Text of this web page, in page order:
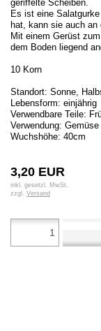
geriffelte Scheiben.
Es ist eine
hat, kann sie auch
Mit einem Gerüst
dem Boden liegend
10 Korn
Standort: Sonne,
Lebensform: einjährig
Verwendbare Teile:
Verwendung: Gemüse
Wuchshöhe: 40cm
3,20 EUR
inkl. gesetzl. MwSt.
zzgl. Versand